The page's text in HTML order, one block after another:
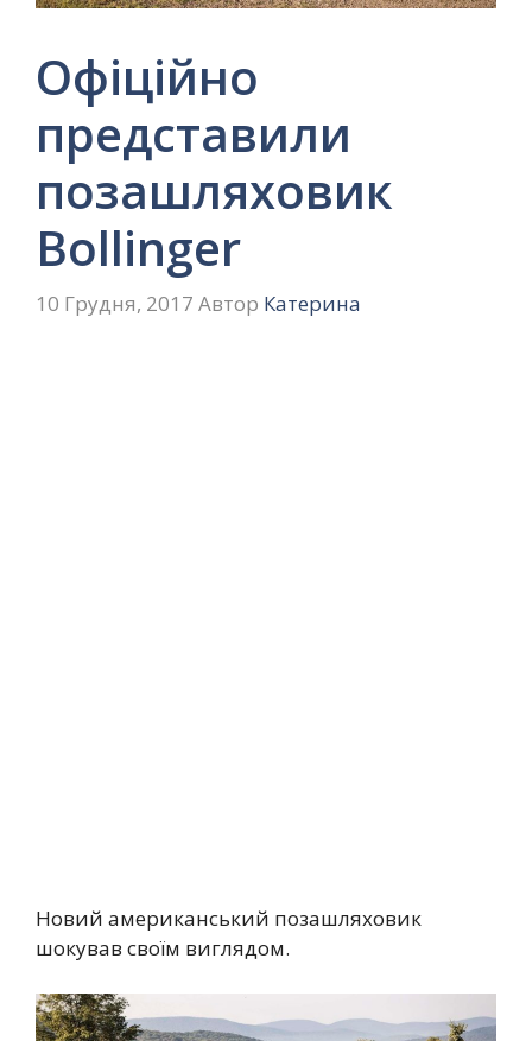
Офіційно
представили
позашляховик
Bollinger
10 Грудня, 2017 Автор Катерина
Новий американський позашляховик
шокував своїм виглядом.